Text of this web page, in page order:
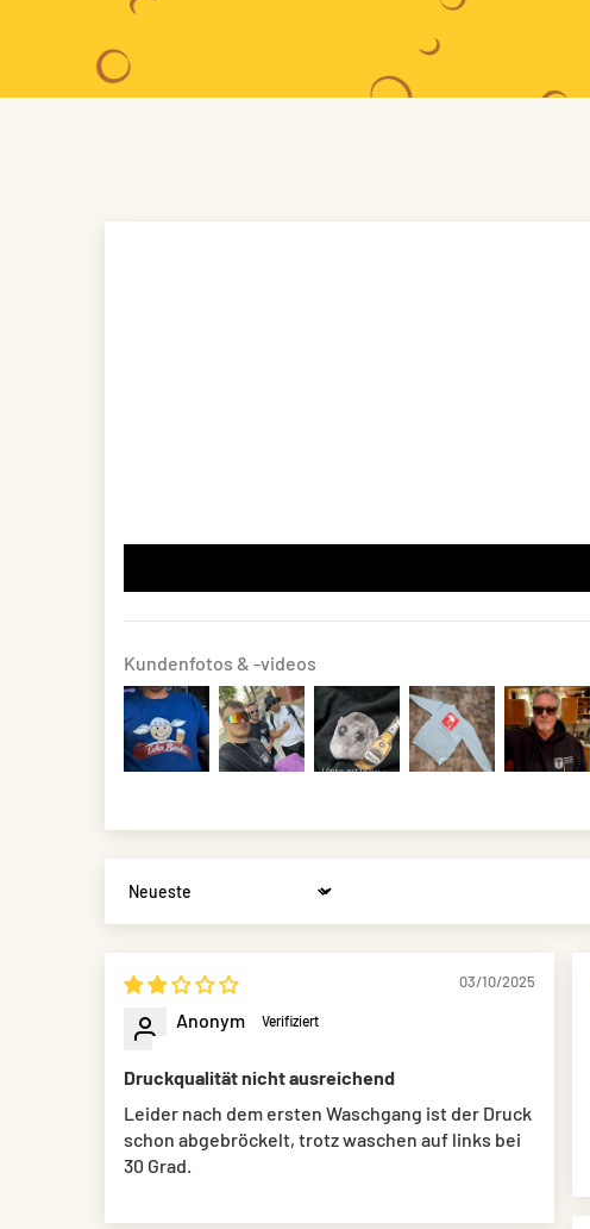
Kundenfotos & -videos
Sort by
03/10/2025
Anonym
Druckqualität nicht ausreichend
Leider nach dem ersten Waschgang ist der Druck
schon abgebröckelt, trotz waschen auf links bei
30 Grad.